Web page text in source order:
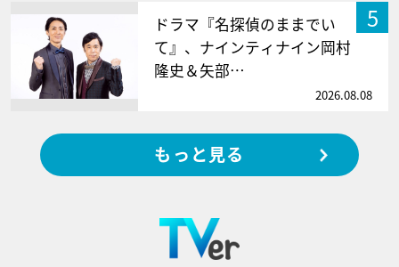
5
ドラマ『名探偵のままでい
て』、ナインティナイン岡村
隆史＆矢部…
2026.08.08
もっと見る